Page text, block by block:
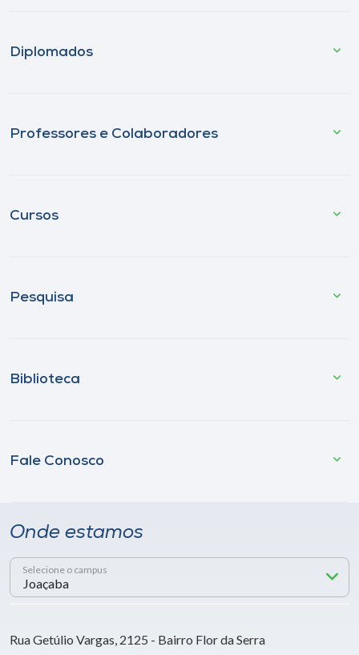
Diplomados
Professores e Colaboradores
Cursos
Pesquisa
Biblioteca
Fale Conosco
Onde estamos
Selecione o campus
Rua Getúlio Vargas, 2125 - Bairro Flor da Serra